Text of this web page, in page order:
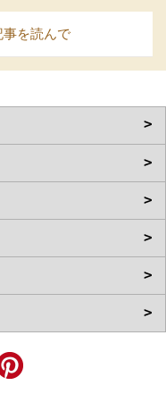
事を読んで